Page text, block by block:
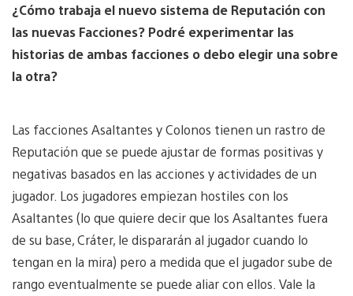
¿Cómo trabaja el nuevo sistema de Reputación con
las nuevas Facciones? Podré experimentar las
historias de ambas facciones o debo elegir una sobre
la otra?
Las facciones Asaltantes y Colonos tienen un rastro de
Reputación que se puede ajustar de formas positivas y
negativas basados en las acciones y actividades de un
jugador. Los jugadores empiezan hostiles con los
Asaltantes (lo que quiere decir que los Asaltantes fuera
de su base, Cráter, le dispararán al jugador cuando lo
tengan en la mira) pero a medida que el jugador sube de
rango eventualmente se puede aliar con ellos. Vale la